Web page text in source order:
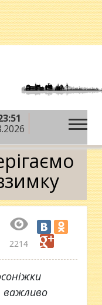
літнє
2214
важливо